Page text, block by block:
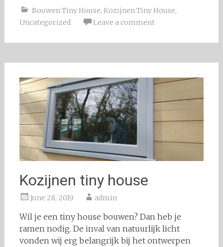
Bouwen Tiny House, Kozijnen Tiny House,
Uncategorized
Leave a comment
Kozijnen tiny house
June 28, 2019 admin
Wil je een tiny house bouwen? Dan heb je
ramen nodig. De inval van natuurlijk licht
vonden wij erg belangrijk bij het ontwerpen